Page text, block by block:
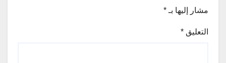
مشار إليها بـ *
التعليق *